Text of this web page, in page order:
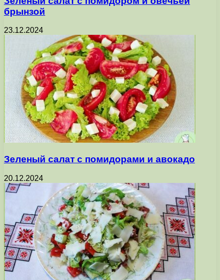
брынзой
23.12.2024
Зеленый салат с помидорами и авокадо
20.12.2024